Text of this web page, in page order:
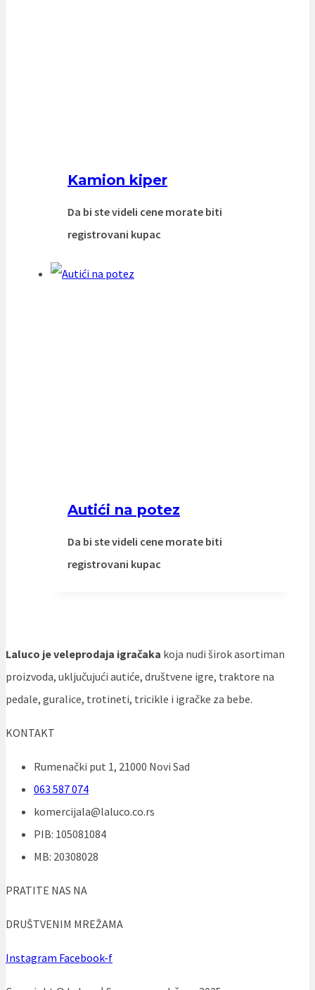
Kamion kiper
Da bi ste videli cene morate biti
registrovani kupac
Autići na potez
Da bi ste videli cene morate biti
registrovani kupac
Laluco je veleprodaja igračaka koja nudi širok asortiman
proizvoda, uključujući autiće, društvene igre, traktore na
pedale, guralice, trotineti, tricikle i igračke za bebe.
KONTAKT
Rumenački put 1, 21000 Novi Sad
063 587 074
komercijala@laluco.co.rs
PIB: 105081084
MB: 20308028
PRATITE NAS NA
DRUŠTVENIM MREŽAMA
Instagram Facebook-f